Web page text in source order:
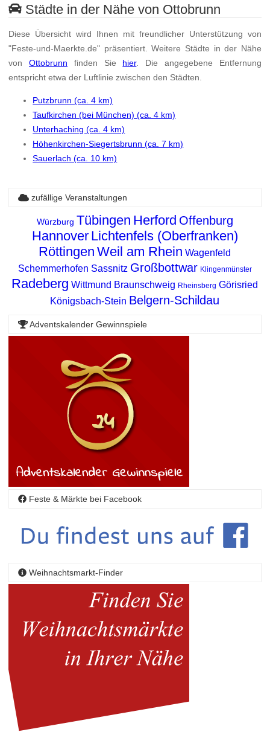
Städte in der Nähe von Ottobrunn
Diese Übersicht wird Ihnen mit freundlicher Unterstützung von
"Feste-und-Maerkte.de" präsentiert. Weitere Städte in der Nähe
vonOttobrunn finden Sie hier. Die angegebene Entfernung
entspricht etwa der Luftlinie zwischen den Städten.
Putzbrunn (ca. 4 km)
Taufkirchen (bei München) (ca. 4 km)
Unterhaching (ca. 4 km)
Höhenkirchen-Siegertsbrunn (ca. 7 km)
Sauerlach (ca. 10 km)
zufällige Veranstaltungen
Würzburg Tübingen Herford Offenburg
Hannover Lichtenfels (Oberfranken)
Röttingen Weil am Rhein Wagenfeld
Schemmerhofen Sassnitz Großbottwar Klingenmünster
Radeberg Wittmund Braunschweig Rheinsberg Görisried
Königsbach-Stein Belgern-Schildau
Adventskalender Gewinnspiele
Feste & Märkte bei Facebook
Weihnachtsmarkt-Finder